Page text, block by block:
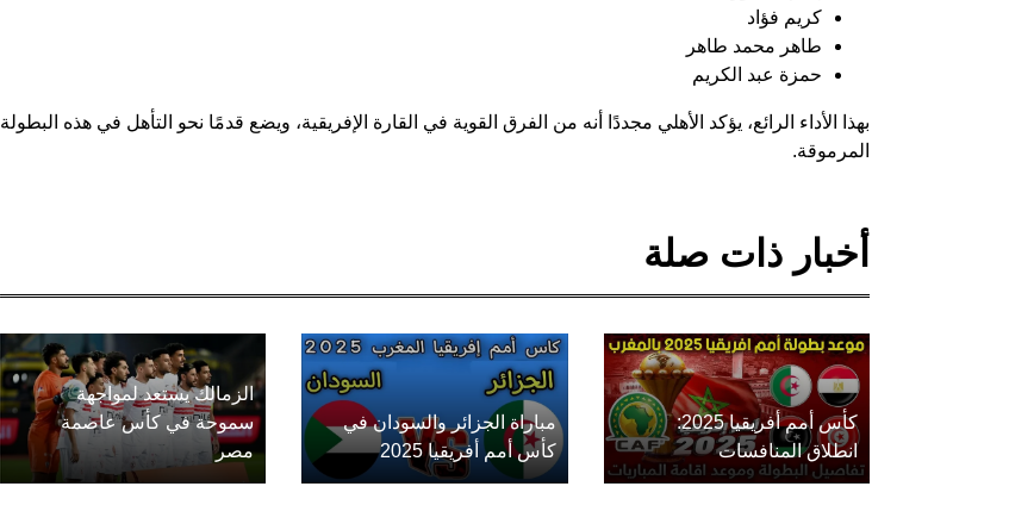
كريم فؤاد
طاهر محمد طاهر
حمزة عبد الكريم
بهذا الأداء الرائع، يؤكد الأهلي مجددًا أنه من الفرق القوية في القارة الإفريقية، ويضع قدمًا نحو التأهل في هذه البطولة
المرموقة.
أخبار ذات صلة
كأس أمم أفريقيا 2025:
انطلاق المنافسات
مباراة الجزائر والسودان في
كأس أمم أفريقيا 2025
الزمالك يستعد لمواجهة
سموحة في كأس عاصمة
مصر